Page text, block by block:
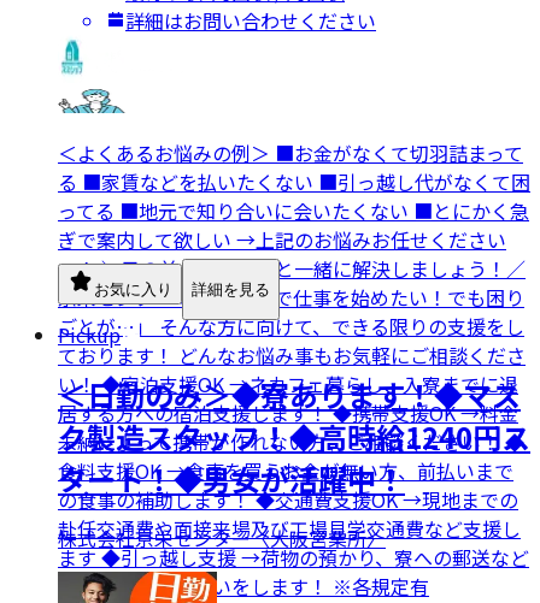
詳細はお問い合わせください
＜よくあるお悩みの例＞ ■お金がなくて切羽詰まって
る ■家賃などを払いたくない ■引っ越し代がなくて困
ってる ■地元で知り合いに会いたくない ■とにかく急
ぎで案内して欲しい →上記のお悩みお任せください
ッ！ ＼目の前のお困りごと一緒に解決しましょう！／
京栄センターでは 「工場で仕事を始めたい！でも困り
ごとが…」 そんな方に向けて、できる限りの支援をし
ております！ どんなお悩み事もお気軽にご相談くださ
い！ ◆宿泊支援OK →ネカフェ暮らし、入寮までに退
居する方への宿泊支援します！ ◆携帯支援OK →料金
未納によって携帯が作れない方、ご相談ください！ ◆
食料支援OK →食事を買うお金が無い方、前払いまで
の食事の補助します！ ◆交通費支援OK →現地までの
赴任交通費や面接来場及び工場見学交通費など支援し
ます ◆引っ越し支援 →荷物の預かり、寮への郵送など
引っ越しのお手伝いをします！ ※各規定有
お気に入り 詳細を見る
Pickup
＜日勤のみ＞◆寮あります！◆マス
ク製造スタッフ！◆高時給1240円ス
タート！◆男女が活躍中！
株式会社京栄センター〈大阪営業所〉